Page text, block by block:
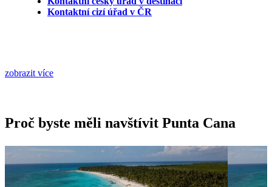
Kontaktní cizí úřad v ČR
zobrazit více
Proč byste měli navštívit Punta Cana